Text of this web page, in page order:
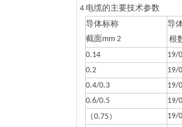
4 电缆的主要技术参数
导体标称
截面mm 2
导
根
0.14
19/
0.2
19/
0.4/0.3
19/
0.6/0.5
19/
（0.75）
19/